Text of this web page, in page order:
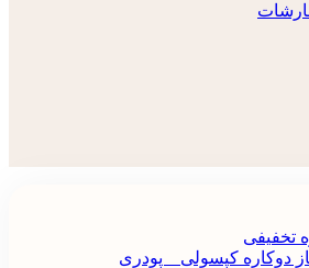
تخفیفی
دوکاره کپسولی _ پودری